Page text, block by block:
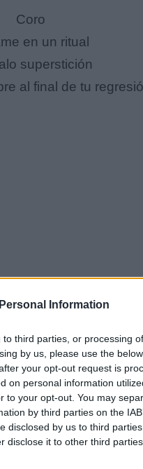
Information
third parties, or processing
by us, please use the
your opt-out request is
on personal information
to your opt-out. You may
by third parties on the
disclosed by us to third
disclose it to other third parties.
Coro
en un ritual
superstición
al final de tu